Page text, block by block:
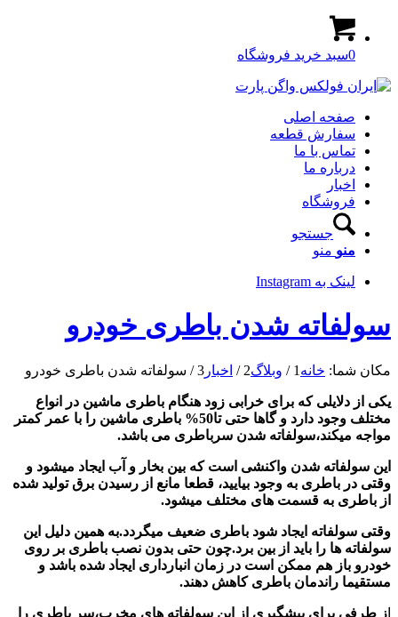
0سبد خرید فروشگاه
صفحه اصلی
سفارش قطعه
تماس با ما
درباره ما
اخبار
فروشگاه
جستجو
منو منو
لینک به Instagram
سولفاته شدن باطری خودرو
مکان شما: خانه 1
/ وبلاگ2
/ اخبار 3
/ سولفاته شدن باطری خودرو
یکی از دلایلی که برای خرابی زود هنگام باطری ماشین در انواع
مختلف وجود دارد و گاها حتی تا50% باطری ماشین را با عمر کمتر
مواجه میکند،سولفاته شدن سرباطری می باشد.
این سولفاته شدن واکنشی است که بین بخار و آب ایجاد میشود و
وقتی در باطری به وجود بیایید، قطعا مانع از رسیدن برق تولید شده
از باطری به قسمت های مختلف میشود.
وقتی سولفاته ایجاد شود باطری ضعیف میگردد.به همین دلیل این
سولفاته ها را باید از بین برد.چون حتی بدون نصب باطری بر روی
خودرو باز هم ممکن است در زمان انبارداری ایجاد شده باشد و
مستقیما راندمان باطری کاهش دهند.
ز طرفی برای پیشگیری از این سولفاته های مخرب،سر باطری را